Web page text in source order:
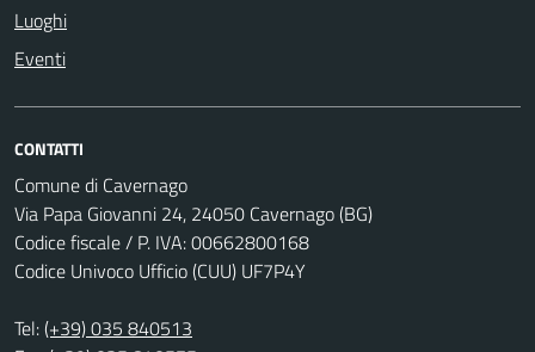
Luoghi
Eventi
CONTATTI
Comune di Cavernago
Via Papa Giovanni 24, 24050 Cavernago (BG)
Codice fiscale / P. IVA: 00662800168
Codice Univoco Ufficio (CUU) UF7P4Y
Tel:(+39) 035 840513